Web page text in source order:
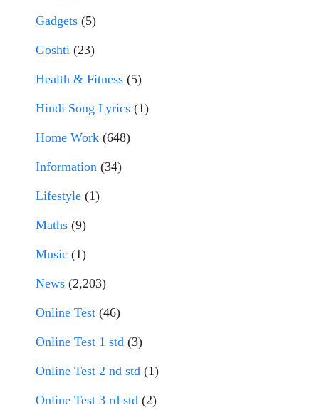
Gadgets (5)
Goshti (23)
Health & Fitness (5)
Hindi Song Lyrics (1)
Home Work (648)
Information (34)
Lifestyle (1)
Maths (9)
Music (1)
News (2,203)
Online Test (46)
Online Test 1 std (3)
Online Test 2 nd std (1)
Online Test 3 rd std (2)